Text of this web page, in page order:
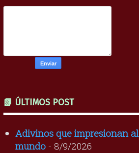
📗 ÚLTIMOS POST
Adivinos que impresionan al
mundo- 8/9/2026